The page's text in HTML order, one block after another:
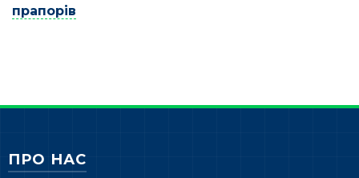
прапорів
ПРО НАС